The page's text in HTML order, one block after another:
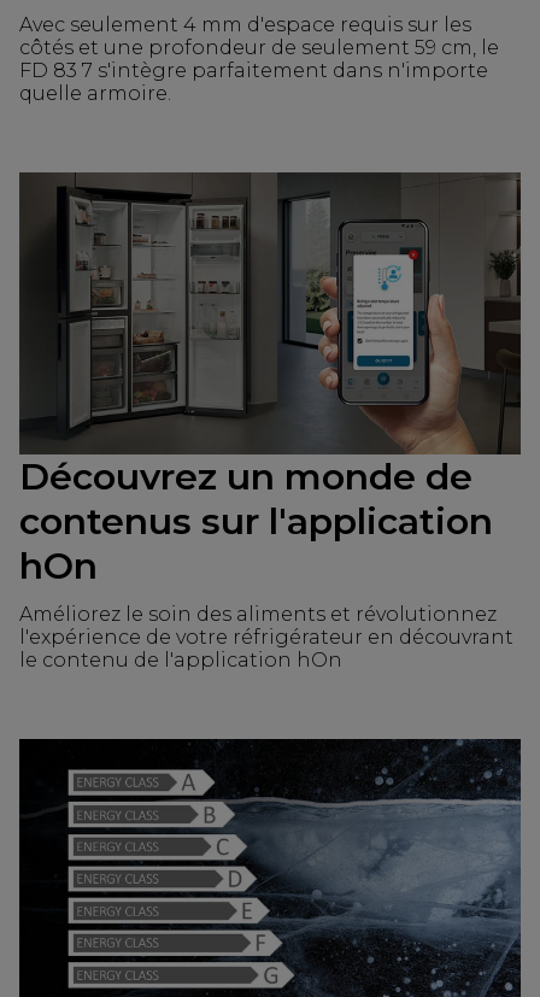
Avec seulement 4 mm d'espace requis sur les
côtés et une profondeur de seulement 59 cm, le
FD 83 7 s'intègre parfaitement dans n'importe
quelle armoire.
Découvrez un monde de
contenus sur l'application
hOn
Améliorez le soin des aliments et révolutionnez
l'expérience de votre réfrigérateur en découvrant
le contenu de l'application hOn